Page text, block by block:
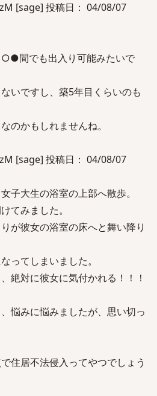
[sage] 投稿日： 04/08/07
間でも出入り可能みたいで
いですし、築5年目くらいのも
のかもしれませんね。
[sage] 投稿日： 04/08/07
子大生の浴室の上部へ散歩。
てみました。
が彼女の浴室の床へと舞い降り
ってしまいました。
絶対に彼女に気付かれる！！！
悩みに悩みましたが、思い切っ
住居不法侵入ってやつでしょう